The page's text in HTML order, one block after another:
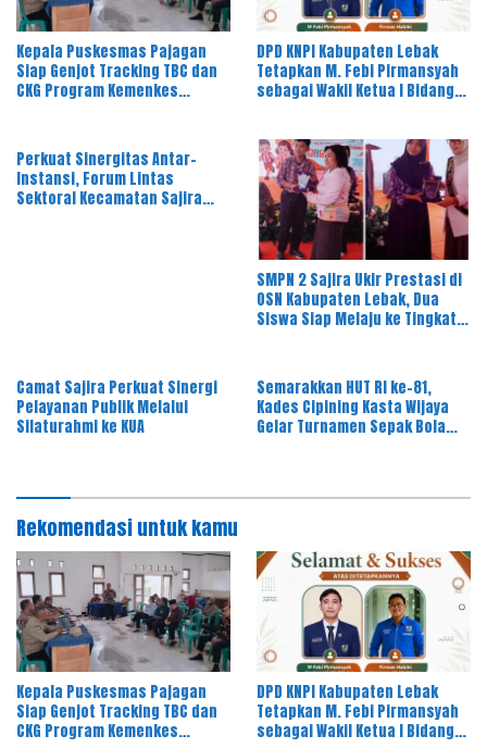
Kepala Puskesmas Pajagan
Siap Genjot Tracking TBC dan
CKG Program Kemenkes
DPD KNPI Kabupaten Lebak
Tetapkan M. Febi Pirmansyah
sebagai Wakil Ketua I Bidang
Perkuat Sinergitas Antar-
Instansi, Forum Lintas
Sektoral Kecamatan Sajira
SMPN 2 Sajira Ukir Prestasi di
OSN Kabupaten Lebak, Dua
Siswa Siap Melaju ke Tingkat
Camat Sajira Perkuat Sinergi
Pelayanan Publik Melalui
Silaturahmi ke KUA
Semarakkan HUT RI ke-81,
Kades Cipining Kasta Wijaya
Gelar Turnamen Sepak Bola
Rekomendasi untuk kamu
Kepala Puskesmas Pajagan
Siap Genjot Tracking TBC dan
CKG Program Kemenkes
DPD KNPI Kabupaten Lebak
Tetapkan M. Febi Pirmansyah
sebagai Wakil Ketua I Bidang